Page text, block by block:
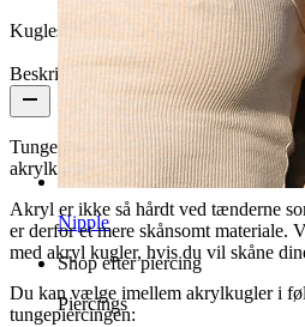
Nipple
Shop efter piercing
Piercings
Kuglestørrelse: 6 mm
Beskrivelse
Tungepiercing i kirurgisk stål som fås
akrylkugler.
Akryl er ikke så hårdt ved tænderne
er derfor et mere skånsomt
med akryl kugler, hvis du vil skåne
Du kan vælge imellem akrylkugler i
tungepiercingen: